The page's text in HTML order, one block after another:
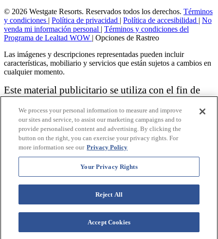
© 2026 Westgate Resorts. Reservados todos los derechos. Términos
y condiciones | Política de privacidad | Política de accesibilidad | No
venda mi información personal | Términos y condiciones del
Programa de Lealtad WOW | Opciones de Rastreo
Las imágenes y descripciones representadas pueden incluir
características, mobiliario y servicios que están sujetos a cambios en
cualquier momento.
Este material publicitario se utiliza con el fin de
vacacional.
Aviso: las funciones de accesibilidad enumeradas aquí no pretenden
ser una lista exhaustiva o completa de todas las funciones accesibles
de la instalación,
habitaciones y / o comodidades para este Resort específico. Para
obtener información sobre nuestra política de accesibilidad, revise
nuestraPolítica de accesibilidad.
We process your personal information to measure and improve
our sites and service, to assist our marketing campaigns and to
provide personalised content and advertising. By clicking the
button on the right, you can exercise your privacy rights. For
more information see our Privacy Policy
Your Privacy Rights
Reject All
Accept Cookies